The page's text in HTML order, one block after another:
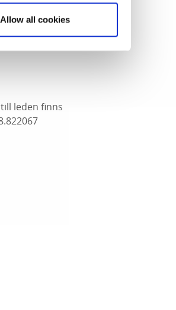
Allow all cookies
genom
av juni.
leden finns